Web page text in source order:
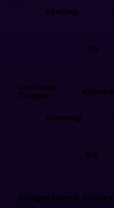
Freitag
7:4
Caribous
Cologne
Dienstag
5:6
Cologne Ravens